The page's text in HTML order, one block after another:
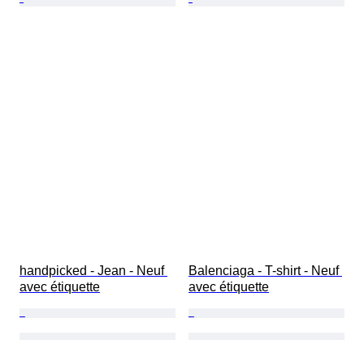
handpicked - Jean - Neuf
avec étiquette
Balenciaga - T-shirt - Neuf
avec étiquette